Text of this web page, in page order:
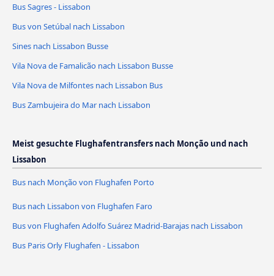
Bus Sagres - Lissabon
Bus von Setúbal nach Lissabon
Sines nach Lissabon Busse
Vila Nova de Famalicão nach Lissabon Busse
Vila Nova de Milfontes nach Lissabon Bus
Bus Zambujeira do Mar nach Lissabon
Meist gesuchte Flughafentransfers nach Monção und nach
Lissabon
Bus nach Monção von Flughafen Porto
Bus nach Lissabon von Flughafen Faro
Bus von Flughafen Adolfo Suárez Madrid-Barajas nach Lissabon
Bus Paris Orly Flughafen - Lissabon